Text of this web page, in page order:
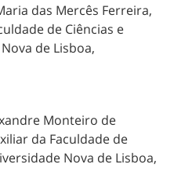
das Mercês Ferreira,
de Ciências e
de Lisboa,
Monteiro de
da Faculdade de
Nova de Lisboa,